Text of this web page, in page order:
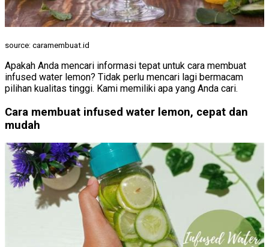
source: caramembuat.id
Apakah Anda mencari informasi tepat untuk cara membuat
infused water lemon? Tidak perlu mencari lagi bermacam
pilihan kualitas tinggi. Kami memiliki apa yang Anda cari.
Cara membuat infused water lemon, cepat dan
mudah